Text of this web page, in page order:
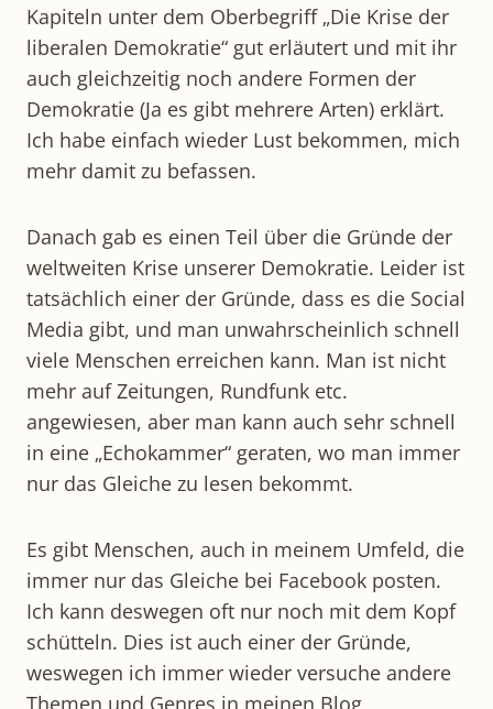
Kapiteln unter dem Oberbegriff „Die Krise der
liberalen Demokratie“ gut erläutert und mit ihr
auch gleichzeitig noch andere Formen der
Demokratie (Ja es gibt mehrere Arten) erklärt.
Ich habe einfach wieder Lust bekommen, mich
mehr damit zu befassen.
Danach gab es einen Teil über die Gründe der
weltweiten Krise unserer Demokratie. Leider ist
tatsächlich einer der Gründe, dass es die Social
Media gibt, und man unwahrscheinlich schnell
viele Menschen erreichen kann. Man ist nicht
mehr auf Zeitungen, Rundfunk etc.
angewiesen, aber man kann auch sehr schnell
in eine „Echokammer“ geraten, wo man immer
nur das Gleiche zu lesen bekommt.
Es gibt Menschen, auch in meinem Umfeld, die
immer nur das Gleiche bei Facebook posten.
Ich kann deswegen oft nur noch mit dem Kopf
schütteln. Dies ist auch einer der Gründe,
weswegen ich immer wieder versuche andere
Themen und Genres in meinen Blog